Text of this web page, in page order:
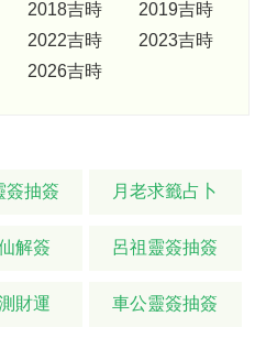
2018吉時
2019吉時
2022吉時
2023吉時
2026吉時
簽抽簽 月老求籤占卜
解簽 呂祖靈簽抽簽
財運 車公靈簽抽簽